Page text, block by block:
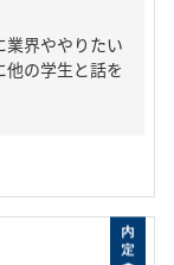
界ややりたい
の学生と話を